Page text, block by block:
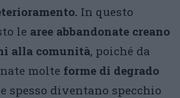
In questo
le aree abbandonate creano
alla comunità, poiché da
molte forme di degrado
spesso diventano specchio